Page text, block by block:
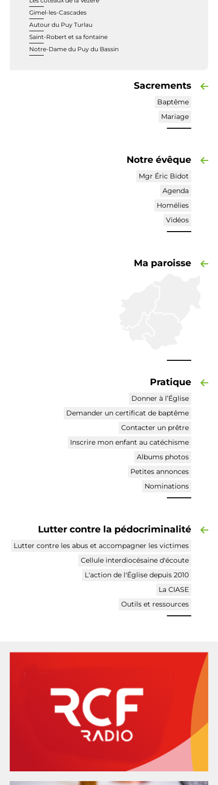
Gimel-les-Cascades
Autour du Puy Turlau
Saint-Robert et sa fontaine
Notre-Dame du Puy du Bassin
Sacrements
Baptême
Mariage
Notre évêque
Mgr Éric Bidot
Agenda
Homélies
Vidéos
Ma paroisse
Pratique
Donner à l’Église
Demander un certificat de baptême
Contacter un prêtre
Inscrire mon enfant au catéchisme
Albums photos
Petites annonces
Nominations
Lutter contre la pédocriminalité
Lutter contre les abus et accompagner les victimes
Cellule interdiocésaine d'écoute
L'action de l'Église depuis 2010
La CIASE
Outils et ressources